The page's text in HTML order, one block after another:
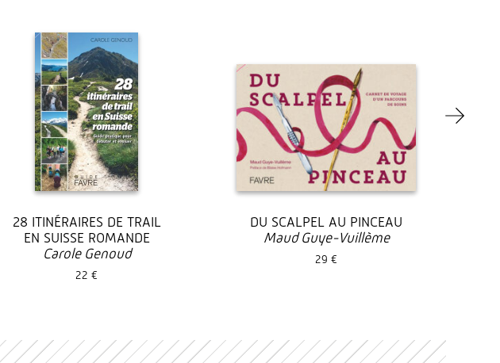
28 ITINÉRAIRES DE TRAIL
EN SUISSE ROMANDE
Carole Genoud
22 €
DU SCALPEL AU PINCEAU
Maud Guye-Vuillème
29 €